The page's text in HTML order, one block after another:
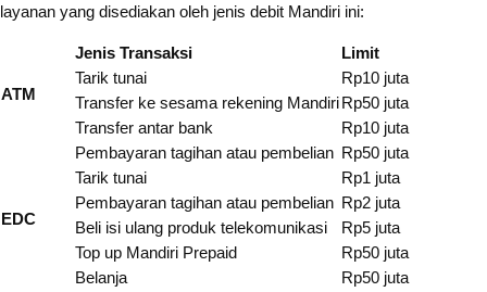
layanan yang disediakan oleh jenis debit Mandiri ini:
ATM
Jenis Transaksi
Limit
Tarik tunai
Rp10 juta
Transfer ke sesama rekening MandiriRp50 juta
Transfer antar bank
Rp10 juta
Pembayaran tagihan atau pembelian Rp50 juta
EDC
Tarik tunai
Rp1 juta
Pembayaran tagihan atau pembelian Rp2 juta
Beli isi ulang produk telekomunikasi
Rp5 juta
Top up Mandiri Prepaid
Rp50 juta
Belanja
Rp50 juta